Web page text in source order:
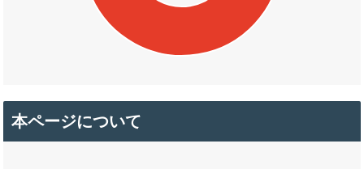
本ページについて